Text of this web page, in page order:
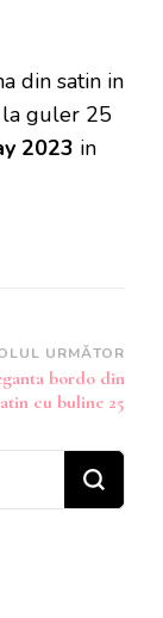
din satin in
guler 25
2023 in
URMĂTOR
bordo din
cu buline 25